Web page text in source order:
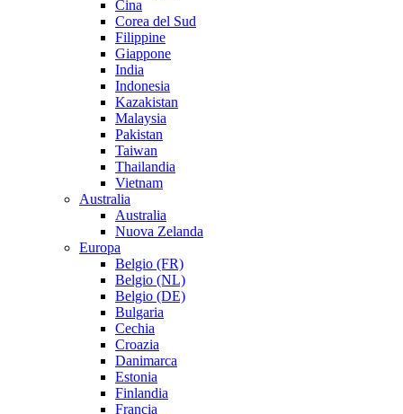
Cina
Corea del Sud
Filippine
Giappone
India
Indonesia
Kazakistan
Malaysia
Pakistan
Taiwan
Thailandia
Vietnam
Australia
Australia
Nuova Zelanda
Europa
Belgio (FR)
Belgio (NL)
Belgio (DE)
Bulgaria
Cechia
Croazia
Danimarca
Estonia
Finlandia
Francia